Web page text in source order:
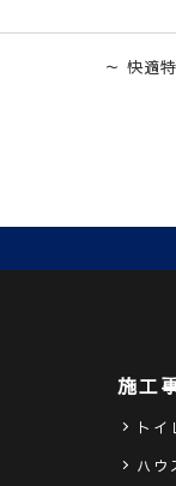
～ 快適
施工
トイ
ハウ